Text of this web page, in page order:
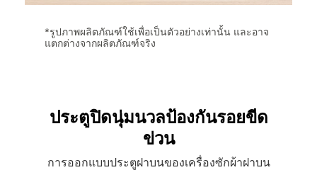
*รูปภาพผลิตภัณฑ์ใช้เพื่อเป็นตัวอย่างเท่านั้น และอาจ
แตกต่างจากผลิตภัณฑ์จริง
ประตูปิดนุ่มนวลป้องกันรอยขีด
ข่วน
การออกแบบประตูฝาบนของเครื่องซักผ้าฝาบน